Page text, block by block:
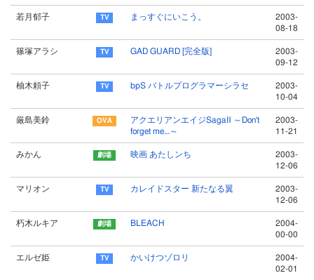
若月郁子 まっすぐにいこう。
2003-
08-18
篠塚アラシ GAD GUARD [完全版]
2003-
09-12
柚木頼子 bpS バトルプログラマーシラセ
2003-
10-04
厳島美鈴
アクエリアンエイジSagaⅡ ～Don't
forget me…～
2003-
11-21
みかん 映画 あたしンち
2003-
12-06
マリオン カレイドスター 新たなる翼
2003-
12-06
朽木ルキア BLEACH
2004-
00-00
エルゼ姫 かいけつゾロリ
2004-
02-01